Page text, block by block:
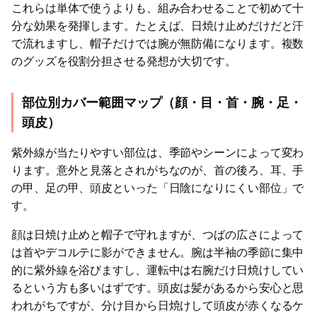
これらは単体で使うよりも、組み合わせることで初めて十
分な効果を発揮します。たとえば、日焼け止めだけだと汗
で流れますし、帽子だけでは腕が無防備になります。複数
のグッズを役割分担させる発想が大切です。
部位別カバー範囲マップ（顔・目・首・腕・足・
頭皮）
紫外線が当たりやすい部位は、季節やシーンによって変わ
ります。意外と見落とされがちなのが、首の後ろ、耳、手
の甲、足の甲、頭皮といった「日陰になりにくい部位」で
す。
顔は日焼け止めと帽子で守れますが、つばの広さによって
は首やデコルテに影ができません。腕は半袖の季節に集中
的に紫外線を浴びますし、運転中は右腕だけ日焼けしてい
るという方も多いはずです。頭皮は髪があるから安心と思
われがちですが、分け目から日焼けして頭皮が赤くなるケ